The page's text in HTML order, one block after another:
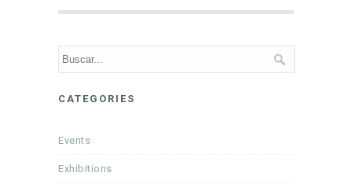
CATEGORIES
Events
Exhibitions